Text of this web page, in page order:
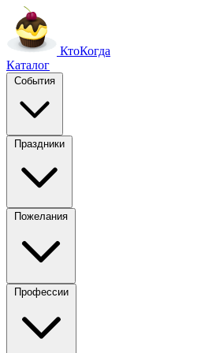
КтоКогда
Каталог
События
Праздники
Пожелания
Профессии